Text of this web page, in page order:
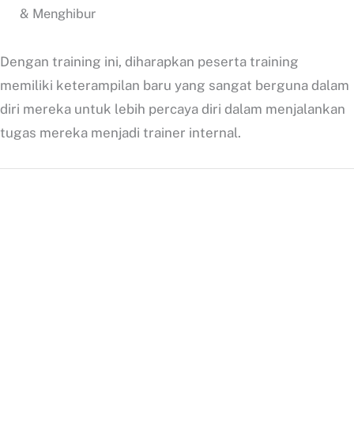
& Menghibur
Dengan training ini, diharapkan peserta training
memiliki keterampilan baru yang sangat berguna dalam
diri mereka untuk lebih percaya diri dalam menjalankan
tugas mereka menjadi trainer internal.